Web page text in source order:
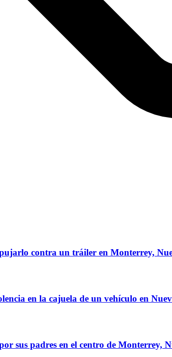
contra un tráiler en Monterrey,
en la cajuela de un vehículo en
sus padres en el centro de Monterrey,